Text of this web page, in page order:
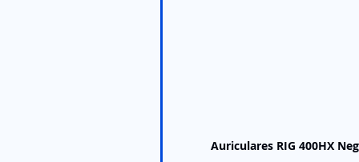
Auriculares RIG 400HX